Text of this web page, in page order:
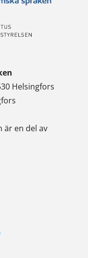
Helsingfors
är en del av